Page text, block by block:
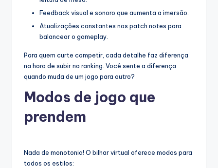
Feedback visual e sonoro que aumenta a imersão.
Atualizações constantes nos patch notes para
balancear o gameplay.
Para quem curte competir, cada detalhe faz diferença
na hora de subir no ranking. Você sente a diferença
quando muda de um jogo para outro?
Modos de jogo que
prendem
Nada de monotonia! O bilhar virtual oferece modos para
todos os estilos: